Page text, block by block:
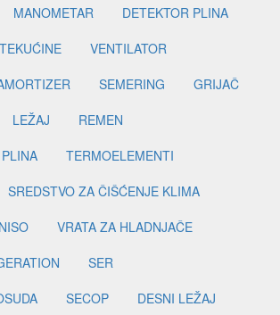
MANOMETAR
DETEKTOR PLINA
VENTILATOR
SEMERING
GRIJAČ
LEŽAJ
REMEN
TERMOELEMENTI
SREDSTVO ZA ČIŠĆENJE KLIMA
VRATA ZA HLADNJAČE
SER
SECOP
DESNI LEŽAJ